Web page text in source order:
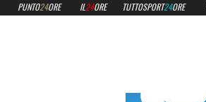
PUNTO24ORE IL24ORE TUTTOSPORT24ORE